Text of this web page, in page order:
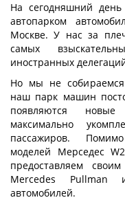
На сегодняшний
автопарком
Москве. У нас за
самых
иностранных
Но мы не собираемся
наш парк машин
появляются
максимально
пассажиров.
моделей Мерседес
предоставляем
Mercedes Pullman
автомобилей.